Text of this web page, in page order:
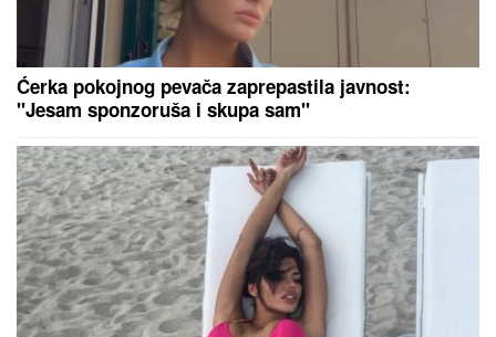
Ćerka pokojnog pevača zaprepastila javnost:
"Jesam sponzoruša i skupa sam"